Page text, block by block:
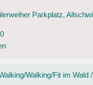
Parkplatz,
Walking/Fit im Wald